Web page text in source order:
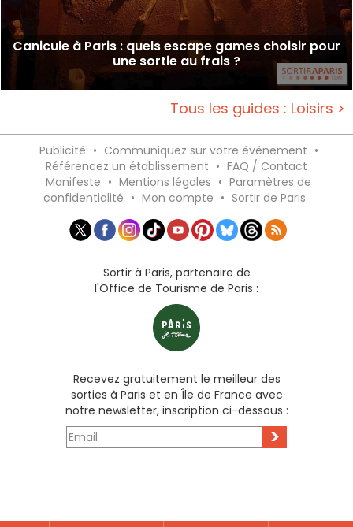
Canicule à Paris : quels escape games choisir pour
une sortie au frais ?
Tous les guides : Loisirs >
Publicité • Communiquez sur votre événement •
Référencez un établissement • FAQ / Contact
Manifeste • Mentions légales • Paramètres de
confidentialité • Mon compte • Sortir de Paris
Sortir à Paris, partenaire de
l'Office de Tourisme de Paris :
Recevez gratuitement le meilleur des
sorties à Paris et en Île de France avec
notre newsletter, inscription ci-dessous :
>